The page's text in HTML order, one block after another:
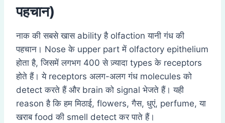
पहचान)
नाक की सबसे खास ability है olfaction यानी गंध की
पहचान। Nose के upper part में olfactory epithelium
होता है, जिसमें लगभग 400 से ज़्यादा types के receptors
होते हैं। ये receptors अलग-अलग गंध molecules को
detect करते हैं और brain को signal भेजते हैं। यही
reason है कि हम मिठाई, flowers, गैस, धुएं, perfume, या
खराब food की smell detect कर पाते हैं।